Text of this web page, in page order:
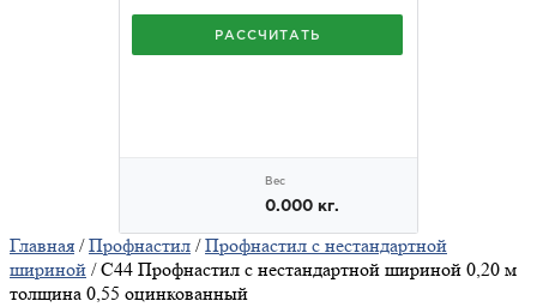
Главная /Профнастил /Профнастил с нестандартной
шириной / С44 Профнастил с нестандартной шириной 0,20 м
толщина 0,55 оцинкованный